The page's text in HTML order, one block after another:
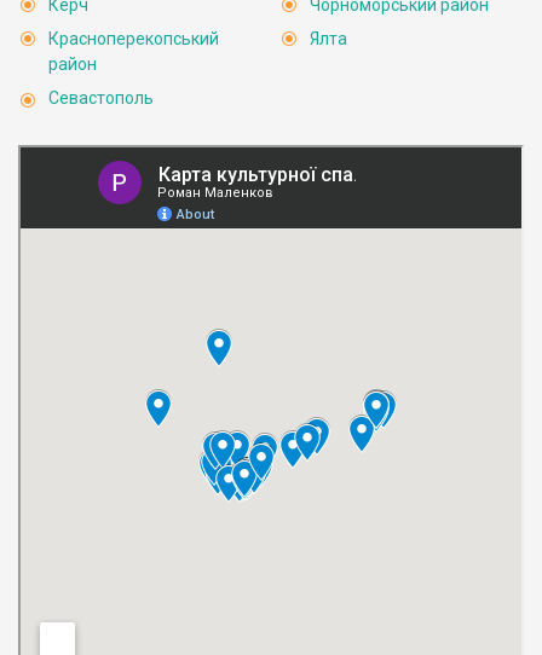
Керч
Красноперекопський
район
Севастополь
Чорноморський район
Ялта